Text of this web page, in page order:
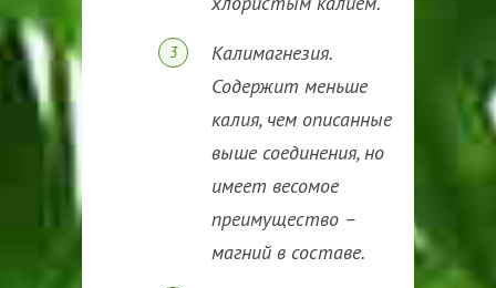
Калимагнезия.
Содержит меньше
калия, чем описанные
выше соединения, но
имеет весомое
преимущество –
магний в составе.